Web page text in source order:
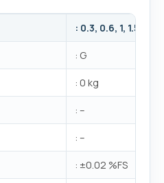
: 0.3, 0.6, 1, 1.5, 2,
: G
: 0 kg
: –
: –
: ±0.02 %FS